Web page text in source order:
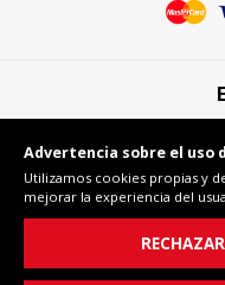
Advertencia sobre el uso
Utilizamos cookies propias y
mejorar la experiencia del